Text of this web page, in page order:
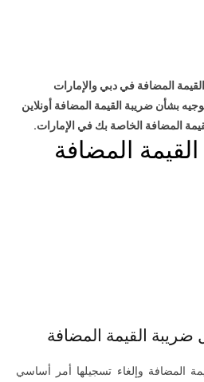
المضافة في دبي والإمارات
بشأن ضريبة القيمة المضافة أونلاين
المضافة الخاصة بك في الإمارات.
المضافة
القيمة المضافة
المضافة وإلغاء تسجيلها أمر أساسي